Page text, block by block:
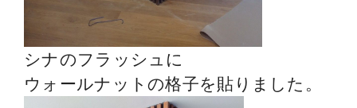
シナのフラッシュに
ウォールナットの格子を貼りました。